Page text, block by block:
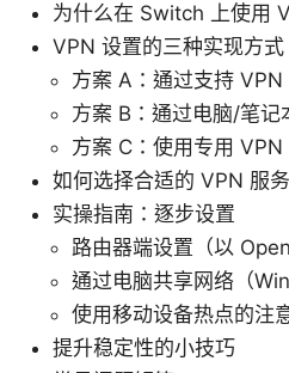
为什么在 Switch 上使用
VPN 设置的三种实现方式
方案 A：通过支持 VPN
方案 B：通过电脑/笔记
方案 C：使用专用 VPN
如何选择合适的 VPN 服务
实操指南：逐步设置
路由器端设置（以
通过电脑共享网络（
使用移动设备热点的注
提升稳定性的小技巧